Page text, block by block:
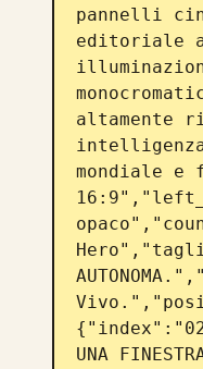
pannelli
editoriale
altamente
intelligenza
mondiale
UNA